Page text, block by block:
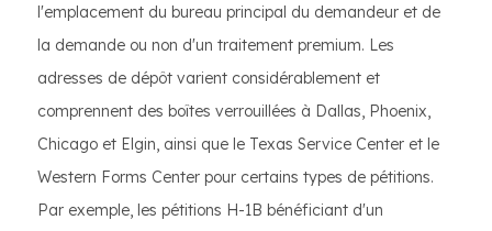
l'emplacement du bureau principal du demandeur et de
la demande ou non d'un traitement premium. Les
adresses de dépôt varient considérablement et
comprennent des boîtes verrouillées à Dallas, Phoenix,
Chicago et Elgin, ainsi que le Texas Service Center et le
Western Forms Center pour certains types de pétitions.
Par exemple, les pétitions H-1B bénéficiant d'un